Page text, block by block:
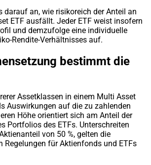
darauf an, wie risikoreich der Anteil an
ETF ausfällt. Jeder ETF weist insofern
und demzufolge eine individuelle
Rendite-Verhältnisses auf.
bestimmt die
Assetklassen in einem Multi Asset
Auswirkungen auf die zu zahlenden
Höhe orientiert sich am Anteil der
Portfolios des ETFs. Unterschreiten
von 50 %, gelten die
Regelungen für Aktienfonds und ETFs